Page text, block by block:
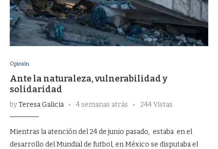
Opinión
Ante la naturaleza, vulnerabilidad y
solidaridad
byTeresa Galicia 4 semanas atrás 244 Vistas
Mientras la atención del 24 de junio pasado, estaba en el
desarrollo del Mundial de futbol, en México se disputaba el